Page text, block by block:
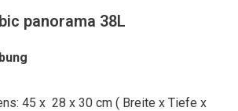
panorama 38L
45 x 28 x 30 cm ( Breite x Tiefe x